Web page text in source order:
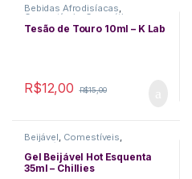
Bebidas Afrodisíacas,
Comestíveis Cosméticos
Excitantes ,Funcionais
Tesão de Touro 10ml – K Lab
R$12,00 R$15,00
Beijável, Comestíveis,
Cosméticos Delicias Orais
Excitantes,Funcionais,
Lubrificantes,Massagem,
Queima de Estoque
Gel Beijável Hot Esquenta
35ml – Chillies